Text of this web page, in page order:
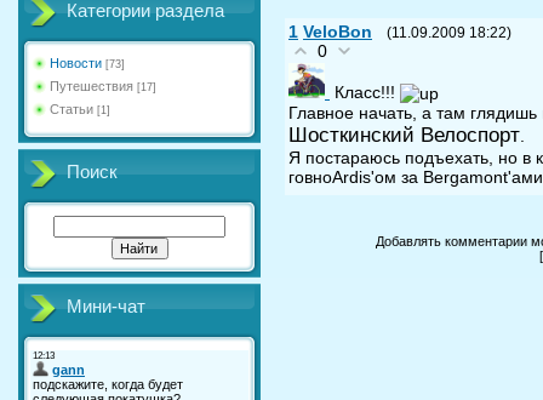
Категории раздела
Новости [73]
Путешествия [17]
Статьи [1]
Поиск
Мини-чат
1 VeloBon (11.09.2009 18:22)
0
Класс!!!
Главное начать, а там
Шосткинский Велоспорт
Я постараюсь подъехать, но в
говноArdis'ом за
Добавлять комментарии